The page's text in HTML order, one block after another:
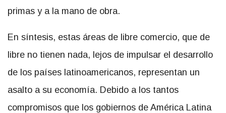
primas y a la mano de obra.
En síntesis, estas áreas de libre comercio, que de
libre no tienen nada, lejos de impulsar el desarrollo
de los países latinoamericanos, representan un
asalto a su economía. Debido a los tantos
compromisos que los gobiernos de América Latina